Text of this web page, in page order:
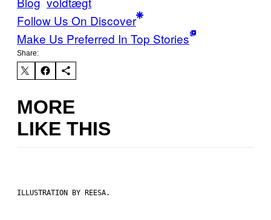
Follow Us On Discover
Make Us Preferred In Top Stories
Share:
MORE
LIKE THIS
ILLUSTRATION BY REESA.